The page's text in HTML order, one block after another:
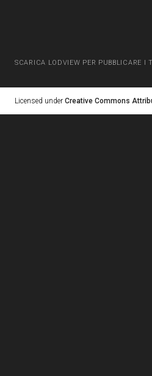
SCARICA LODVIEW PER PUBBLICARE I
Licensed under Creative Commons